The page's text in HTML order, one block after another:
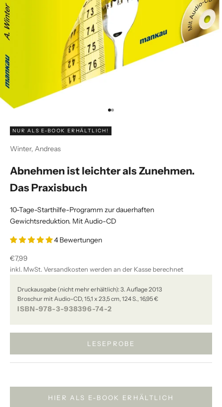
Gehe zu Element 1
Gehe zu Element 2
NUR ALS E-BOOK ERHÄLTLICH!
Winter, Andreas
Abnehmen ist leichter als Zunehmen.
Das Praxisbuch
10-Tage-Starthilfe-Programm zur dauerhaften
Gewichtsreduktion. Mit Audio-CD
4 Bewertungen
Angebot
€7,99
inkl. MwSt.Versandkosten werden an der Kasse berechnet
Druckausgabe (nicht mehr erhältlich): 3. Auflage 2013
Broschur mit Audio-CD, 15,1 x 23,5 cm, 124 S., 16,95 €
ISBN-978-3-938396-74-2
LESEPROBE
HIER ALS E-BOOK ERHÄLTLICH